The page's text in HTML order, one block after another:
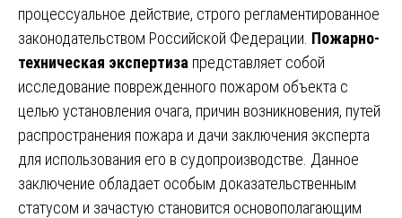
процессуальное действие, строго регламентированное
законодательством Российской Федерации. Пожарно-
техническая экспертиза представляет собой
исследование поврежденного пожаром объекта с
целью установления очага, причин возникновения, путей
распространения пожара и дачи заключения эксперта
для использования его в судопроизводстве. Данное
заключение обладает особым доказательственным
статусом и зачастую становится основополагающим